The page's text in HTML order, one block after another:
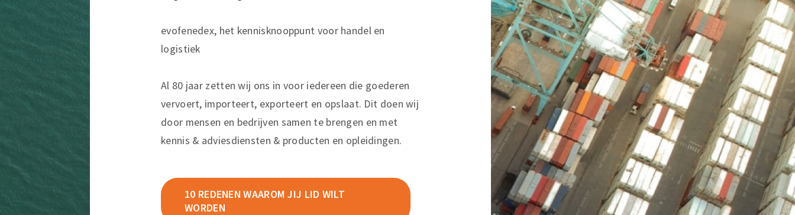
evofenedex, het kennisknooppunt voor handel en
logistiek
Al 80 jaar zetten wij ons in voor iedereen die goederen
vervoert, importeert, exporteert en opslaat. Dit doen wij
door mensen en bedrijven samen te brengen en met
kennis & adviesdiensten & producten en opleidingen.
10 REDENEN WAAROM JIJ LID WILT
WORDEN